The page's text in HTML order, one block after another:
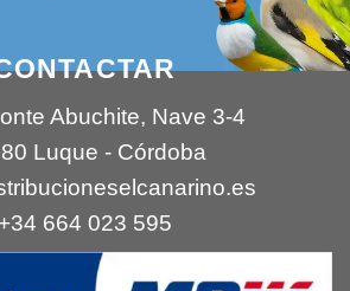
Abuchite, Nave 3-4
Luque - Córdoba
+34 664 023 595